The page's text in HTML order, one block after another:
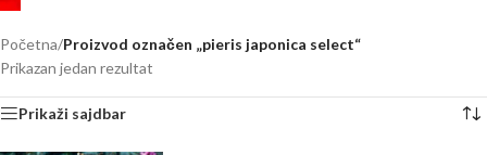
Početna/Proizvod označen „pieris japonica select“
Prikazan jedan rezultat
Prikaži sajdbar